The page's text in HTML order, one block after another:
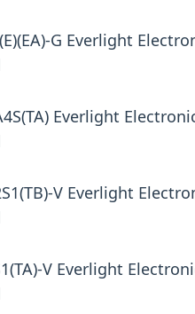
G Everlight
Everlight
V Everlight
V Everlight